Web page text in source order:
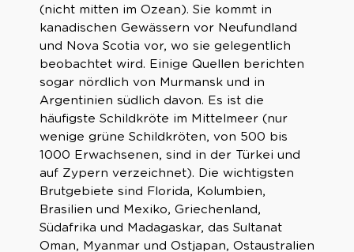
(nicht mitten im Ozean). Sie kommt in
kanadischen Gewässern vor Neufundland
und Nova Scotia vor, wo sie gelegentlich
beobachtet wird. Einige Quellen berichten
sogar nördlich von Murmansk und in
Argentinien südlich davon. Es ist die
häufigste Schildkröte im Mittelmeer (nur
wenige grüne Schildkröten, von 500 bis
1000 Erwachsenen, sind in der Türkei und
auf Zypern verzeichnet). Die wichtigsten
Brutgebiete sind Florida, Kolumbien,
Brasilien und Mexiko, Griechenland,
Südafrika und Madagaskar, das Sultanat
Oman, Myanmar und Ostjapan, Ostaustralien